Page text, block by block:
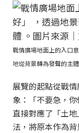
戰情廣場地面上的入口
地從背景轉為發聲的主
展覽的起點從戰
象：「不要急，
直接對應了「土
法，將原本作為